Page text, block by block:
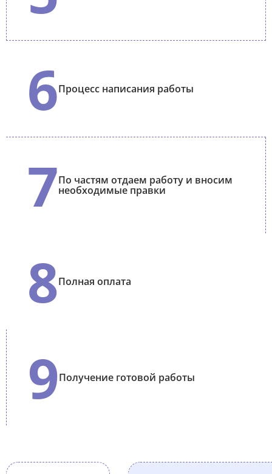
6Процесс написания работы
7По частям отдаем работу и вносим
необходимые правки
8Полная оплата
9Получение готовой работы